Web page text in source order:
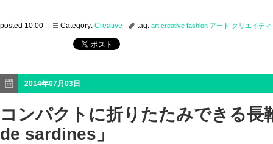
posted 10:00 | Category: Creative tag: art creative fashion アート クリエイティ
2014年07月03日
コンパクトに折りたたみできる長
de sardines」